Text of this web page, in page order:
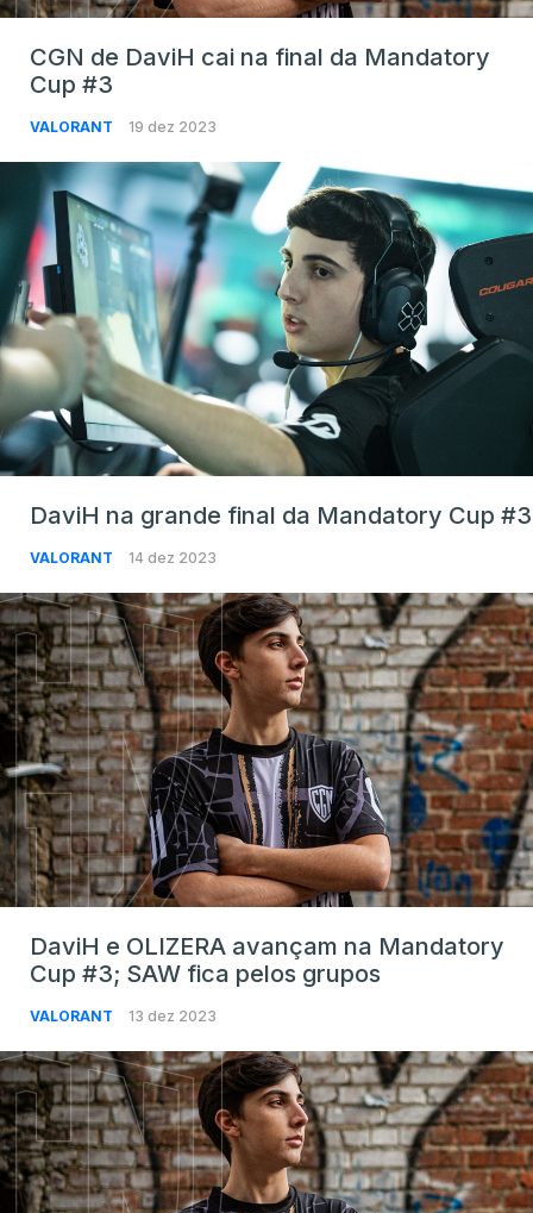
CGN de DaviH cai na final da Mandatory
Cup #3
VALORANT 19 dez 2023
DaviH na grande final da Mandatory Cup #3
VALORANT 14 dez 2023
DaviH e OLIZERA avançam na Mandatory
Cup #3; SAW fica pelos grupos
VALORANT 13 dez 2023